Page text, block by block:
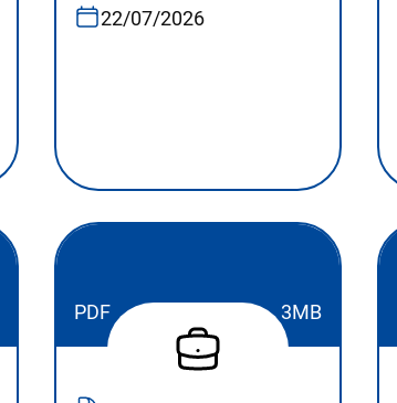
22/07/2026
PDF 3MB